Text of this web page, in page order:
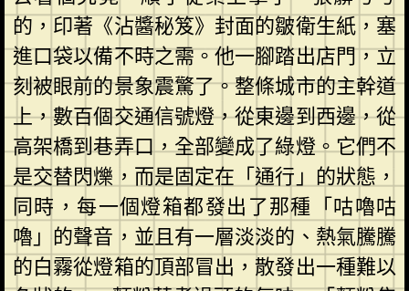
的，印著《沾醬秘笈》封面的皺衛生紙，塞
進口袋以備不時之需。他一腳踏出店門，立
刻被眼前的景象震驚了。整條城市的主幹道
上，數百個交通信號燈，從東邊到西邊，從
高架橋到巷弄口，全部變成了綠燈。它們不
是交替閃爍，而是固定在「通行」的狀態，
同時，每一個燈箱都發出了那種「咕嚕咕
嚕」的聲音，並且有一層淡淡的、熱氣騰騰
的白霧從燈箱的頂部冒出，散發出一種難以